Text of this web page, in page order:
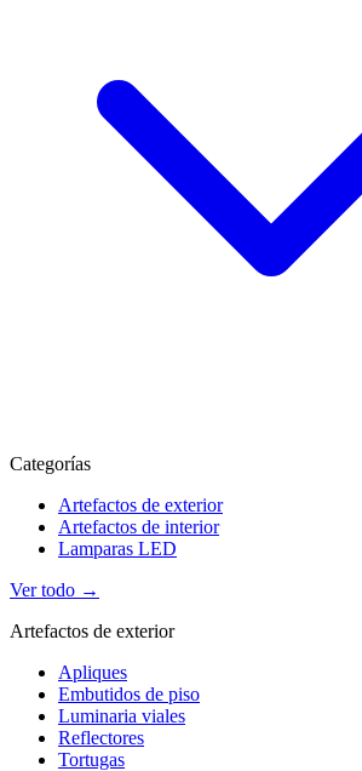
Categorías
Artefactos de exterior
Artefactos de interior
Lamparas LED
Ver todo →
Artefactos de exterior
Apliques
Embutidos de piso
Luminaria viales
Reflectores
Tortugas